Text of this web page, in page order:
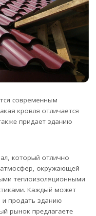
современным
кровля отличается
придает зданию
который отлично
окружающей
теплоизоляционными
Каждый может
и продать зданию
рынок предлагаете